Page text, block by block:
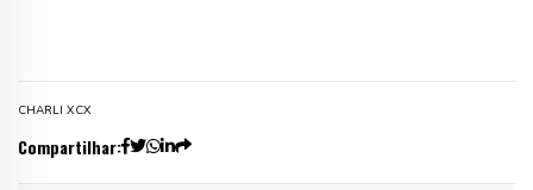
CHARLI XCX
Compartilhar: